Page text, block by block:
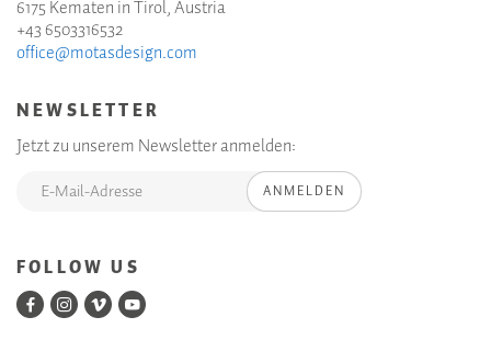
6175 Kematen in Tirol, Austria
+43 6503316532
office@motasdesign.com
NEWSLETTER
Jetzt zu unserem Newsletter anmelden:
ANMELDEN
FOLLOW US